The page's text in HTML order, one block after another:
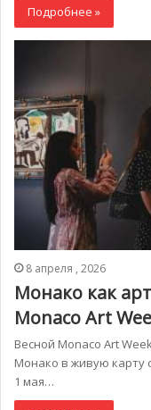
Подробнее »
8 апреля , 2026
Монако как
Monaco Art
Весной Monaco Art
Монако в живую карту
1 мая…